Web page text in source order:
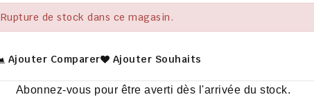
Rupture de stock dans ce magasin.
Ajouter Comparer Ajouter Souhaits
Abonnez-vous pour être averti dès l'arrivée du stock.